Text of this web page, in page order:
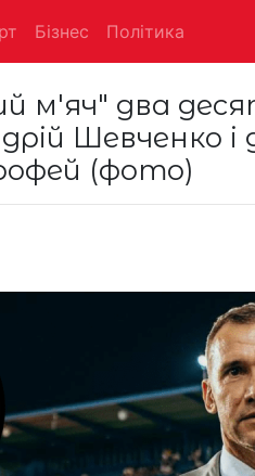
Бізнес Політика
м'яч" два
Шевченко і
(фото)